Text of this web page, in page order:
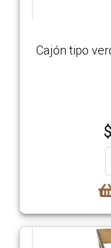
Cajón tipo
$